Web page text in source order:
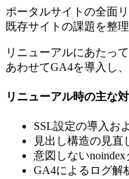
ポータルサイトの全面
既存サイトの課題を整
リニューアルにあたっ
あわせてGA4を導入し
リニューアル時の主な
SSL設定の導入お
見出し構造の見直
意図しない
GA4によるログ解